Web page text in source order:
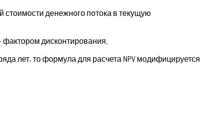
стоимости денежного потока в текущую
фактором дисконтирования.
лет, то формула для расчета NPV модифицируется